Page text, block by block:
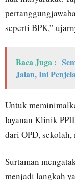
seperti BPK,”
Baca Juga :
Jalan, Ini
Untuk
layanan Klinik
dari OPD, sekolah,
Surtaman
menjadi langkah